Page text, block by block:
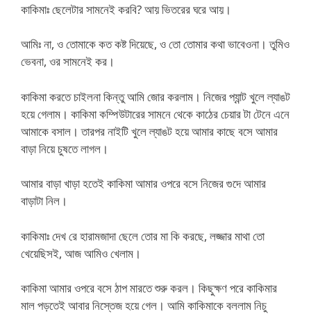
কাকিমাঃ ছেলেটার সামনেই করবি? আয় ভিতরের ঘরে আয়।
আমিঃ না, ও তোমাকে কত কষ্ট দিয়েছে, ও তো তোমার কথা ভাবেওনা। তুমিও
ভেবনা, ওর সামনেই কর।
কাকিমা করতে চাইলনা কিন্তু আমি জোর করলাম। নিজের প্যান্ট খুলে ল্যাঙট
হয়ে গেলাম। কাকিমা কম্পিউটারের সামনে থেকে কাঠের চেয়ার টা টেনে এনে
আমাকে বসাল। তারপর নাইটি খুলে ল্যাঙট হয়ে আমার কাছে বসে আমার
বাড়া নিয়ে চুষতে লাগল।
আমার বাড়া খাড়া হতেই কাকিমা আমার ওপরে বসে নিজের গুদে আমার
বাড়াটা নিল।
কাকিমাঃ দেখ রে হারামজাদা ছেলে তোর মা কি করছে, লজ্জার মাথা তো
খেয়েছিসই, আজ আমিও খেলাম।
কাকিমা আমার ওপরে বসে ঠাপ মারতে শুরু করল। কিছুক্ষণ পরে কাকিমার
মাল পড়তেই আবার নিস্তেজ হয়ে গেল। আমি কাকিমাকে বললাম নিচু